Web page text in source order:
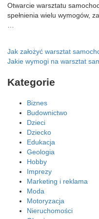
Otwarcie warsztatu
spełnienia wielu wymogów,
Nawigacja
wpisu
Jak założyć warsztat
Jakie wymogi na warsztat
Kategorie
Biznes
Budownictwo
Dzieci
Dziecko
Edukacja
Geologia
Hobby
Imprezy
Marketing i reklama
Moda
Motoryzacja
Nieruchomości